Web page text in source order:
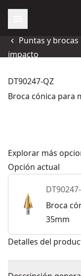
Puntas y
impacto
DT90247-QZ
Broca cónica para
Explorar más
Opción actual
Broca
35mm
Detalles del